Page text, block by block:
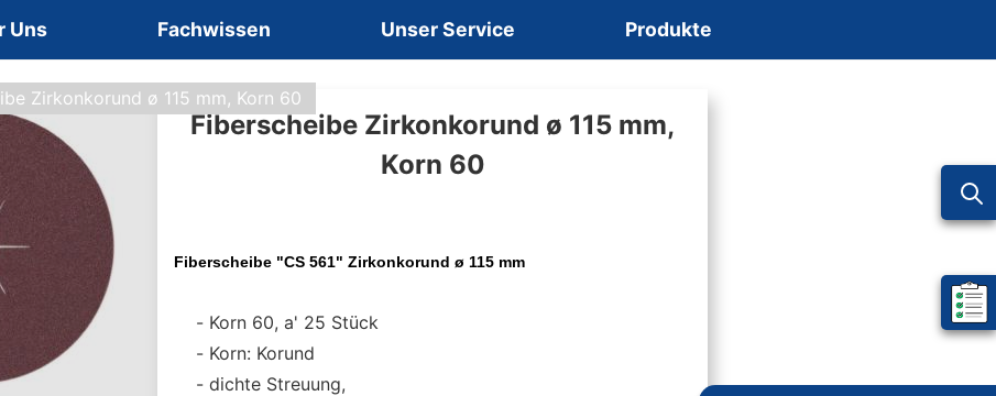
Uns Fachwissen Unser Service Produkte
Zirkonkorund ø 115 mm, Korn 60
Mein
Fiberscheibe Zirkonkorund ø 115 mm,
Korn 60
Fiberscheibe "CS 561" Zirkonkorund ø 115 mm
Korn 60, a' 25 Stück
Korn: Korund
dichte Streuung,